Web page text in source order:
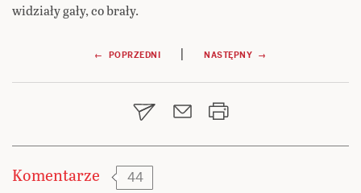
widziały gały, co brały.
Nawigacja
wpisu
← POPRZEDNI | NASTĘPNY →
Komentarze 44